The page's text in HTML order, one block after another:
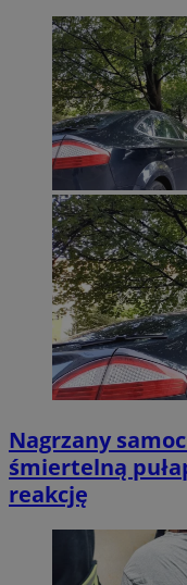
Nagrzany
śmiertelną
reakcję